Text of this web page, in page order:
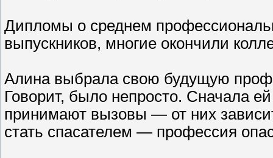
Дипломы о среднем
выпускников, многие окончили
Алина выбрала свою будущую
Говорит, было непросто. Сначала
принимают вызовы — от них
стать спасателем — профессия